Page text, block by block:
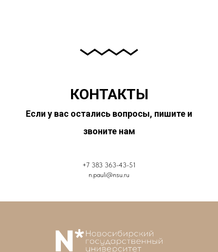
КОНТАКТЫ
Если у вас остались вопросы, пишите и
звоните нам
+7 383 363-43-51
n.pauli@nsu.ru